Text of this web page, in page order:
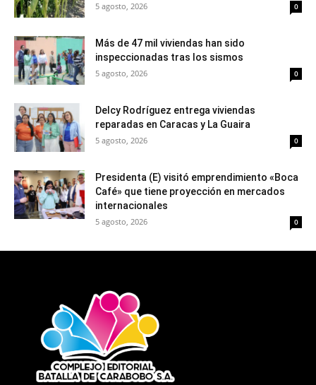
5 agosto, 2026 0
Más de 47 mil viviendas han sido
inspeccionadas tras los sismos
5 agosto, 2026 0
Delcy Rodríguez entrega viviendas
reparadas en Caracas y La Guaira
5 agosto, 2026 0
Presidenta (E) visitó emprendimiento «Boca
Café» que tiene proyección en mercados
internacionales
5 agosto, 2026 0